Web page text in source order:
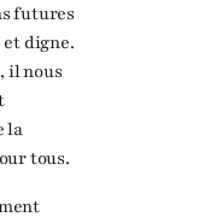
futures
digne.
il nous
la
tous.